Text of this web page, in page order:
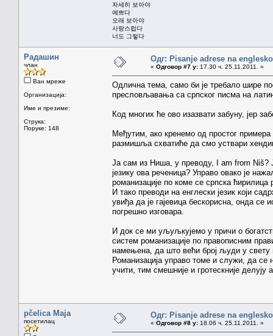
자세히 보아야
예쁘다
오래 보아야
사랑스럽다
너도 그렇다
Радашин
члан
Ван мреже
Организација:
Име и презиме:
Струка:
Поруке: 148
Одг: Pisanje adrese na
« Одговор #7 у: 17.30 ч. 25.11.2011. »
Одлична тема, само би је требало шире
пресловљавања са српског писма на
Код многих ће ово изазвати забуну, јер
Међутим, ако кренемо од простог
размишља схватиће да смо уствари
Ја сам из Ниша, у преводу, I am from Niš?
језику ова реченица? Управо овако је
романизације по коме се српска ћирилица
И тако преводи на енглески језик који
увиђа да је гајевица бескорисна, онда се
погрешно изговара.
И док се ми уљуљкујемо у причи о
систем романизације по правописним
намењена, да што већи број људи у свету
Романизација управо томе и служи, да се
учити, тим смешније и гротескније делују
pčelica Maja
посетилац
Одг: Pisanje adrese na
« Одговор #8 у: 18.06 ч. 25.11.2011. »